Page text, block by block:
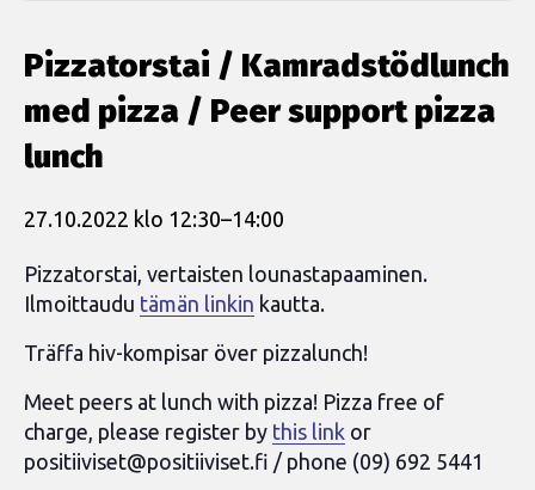
Pizzatorstai / Kamradstödlunch
med pizza / Peer support pizza
lunch
27.10.2022 klo 12:30–14:00
Pizzatorstai, vertaisten lounastapaaminen.
Ilmoittaudu tämän linkin kautta.
Träffa hiv-kompisar över pizzalunch!
Meet peers at lunch with pizza! Pizza free of
charge, please register by this link or
positiiviset@positiiviset.fi / phone (09) 692 5441